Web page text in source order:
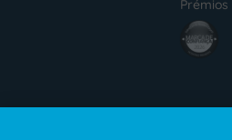
Prémios
award4